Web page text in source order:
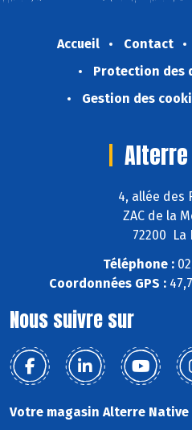
Accueil Contact
Protection des
Gestion des
4, allée des
ZAC de la
72200 La
Téléphone :02
Coordonnées GPS :
Nous suivre sur
Votre magasin Alterre Native